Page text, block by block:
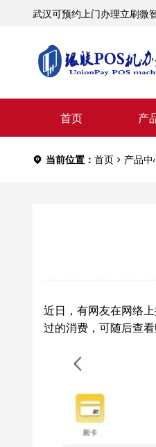
武汉可预约上门办理立刷微
首页 产
当前位置： 首页 产品中
近日，有网友在网络
过的消费，可随后查